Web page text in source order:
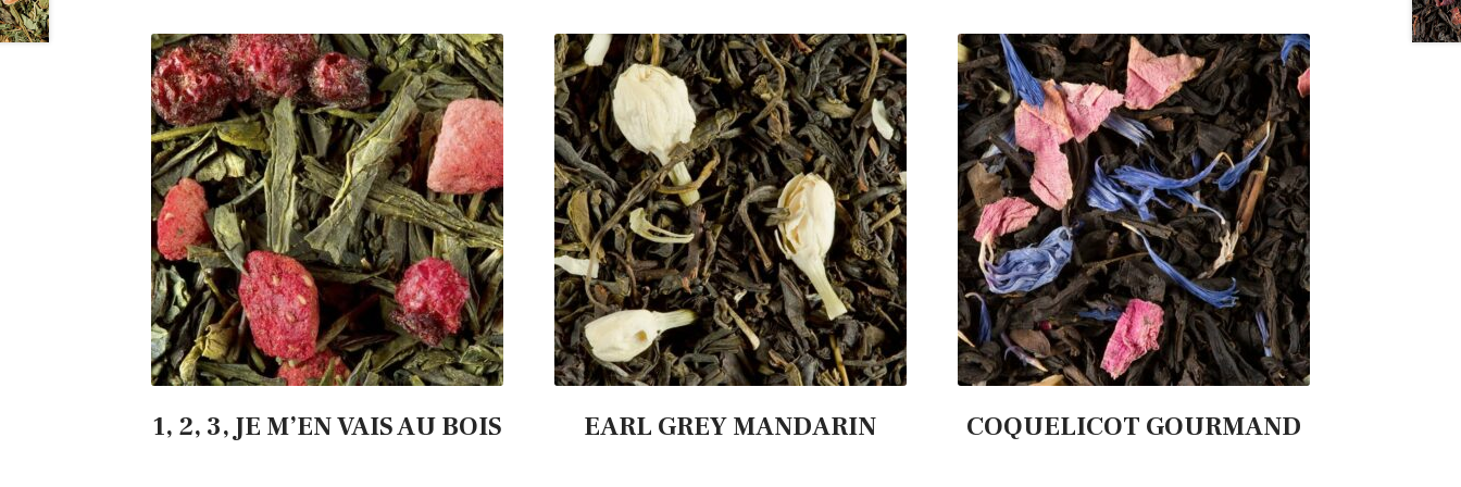
1, 2, 3, JE M’EN VAIS AU BOIS EARL GREY MANDARIN COQUELICOT GOURMAND